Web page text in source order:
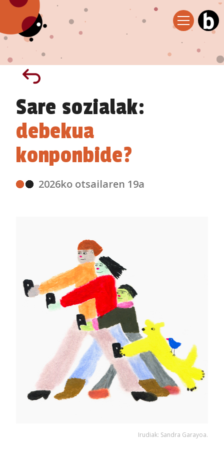
Sare sozialak:
debekua
konponbide?
2026ko otsailaren 19a
Irudiak: Sandra Garayoa.